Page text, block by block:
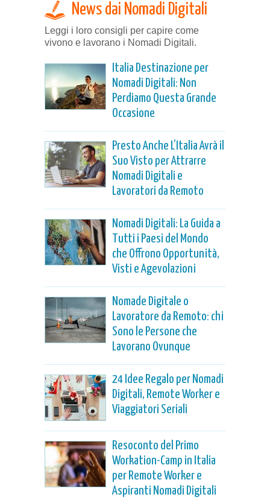
News dai Nomadi Digitali
Leggi i loro consigli per capire come
vivono e lavorano i Nomadi Digitali.
Italia Destinazione per
Nomadi Digitali: Non
Perdiamo Questa Grande
Occasione
Presto Anche L’Italia Avrà il
Suo Visto per Attrarre
Nomadi Digitali e
Lavoratori da Remoto
Nomadi Digitali: La Guida a
Tutti i Paesi del Mondo
che Offrono Opportunità,
Visti e Agevolazioni
Nomade Digitale o
Lavoratore da Remoto: chi
Sono le Persone che
Lavorano Ovunque
24 Idee Regalo per Nomadi
Digitali, Remote Worker e
Viaggiatori Seriali
Resoconto del Primo
Workation-Camp in Italia
per Remote Worker e
Aspiranti Nomadi Digitali